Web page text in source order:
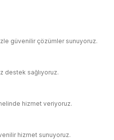
olmalı.
güvenilir çözümler sunuyoruz.
destek sağlıyoruz.
hizmet veriyoruz.
hizmet sunuyoruz.